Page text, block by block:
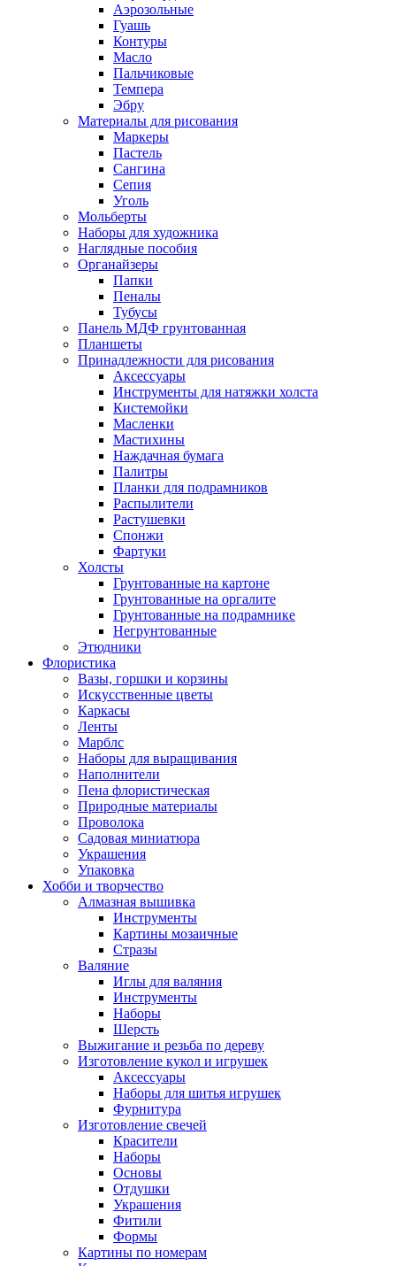
Аэрозольные
Гуашь
Контуры
Масло
Пальчиковые
Темпера
Эбру
Материалы для рисования
Маркеры
Пастель
Сангина
Сепия
Уголь
Мольберты
Наборы для художника
Наглядные пособия
Органайзеры
Папки
Пеналы
Тубусы
Панель МДФ грунтованная
Планшеты
Принадлежности для рисования
Аксессуары
Инструменты для натяжки холста
Кистемойки
Масленки
Мастихины
Наждачная бумага
Палитры
Планки для подрамников
Распылители
Растушевки
Спонжи
Фартуки
Холсты
Грунтованные на картоне
Грунтованные на оргалите
Грунтованные на подрамнике
Негрунтованные
Этюдники
Флористика
Вазы, горшки и корзины
Искусственные цветы
Каркасы
Ленты
Марблс
Наборы для выращивания
Наполнители
Пена флористическая
Природные материалы
Проволока
Садовая миниатюра
Украшения
Упаковка
Хобби и творчество
Алмазная вышивка
Инструменты
Картины мозаичные
Стразы
Валяние
Иглы для валяния
Инструменты
Наборы
Шерсть
Выжигание и резьба по дереву
Изготовление кукол и игрушек
Аксессуары
Наборы для шитья игрушек
Фурнитура
Изготовление свечей
Красители
Наборы
Основы
Отдушки
Украшения
Фитили
Формы
Картины по номерам